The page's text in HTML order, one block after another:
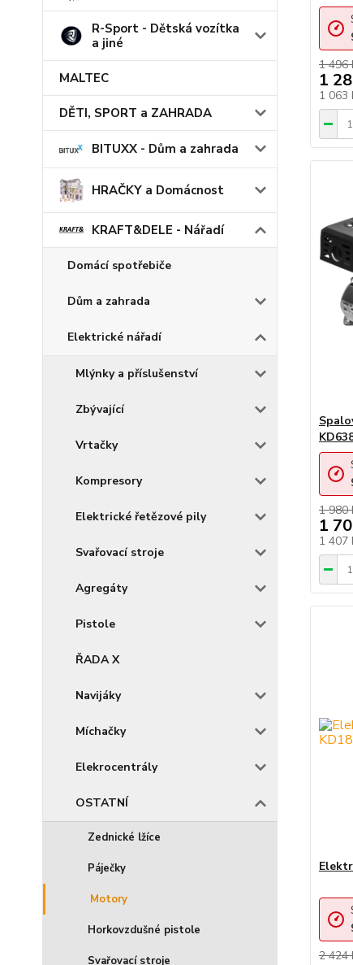
R-Sport - Dětská vozítka
a jiné
MALTEC
DĚTI, SPORT a ZAHRADA
BITUXX - Dům a zahrada
HRAČKY a Domácnost
KRAFT&DELE - Nářadí
Domácí spotřebiče
Dům a zahrada
Elektrické nářadí
Mlýnky a příslušenství
Zbývající
Vrtačky
Kompresory
Elektrické řetězové pily
Svařovací stroje
Agregáty
Pistole
ŘADA X
Navijáky
Míchačky
Elekrocentrály
OSTATNÍ
Zednické lžíce
Páječky
Motory
Horkovzdušné pistole
Svařovací stroje
1 496
1
1 063
1 980
1
1 407
2 424